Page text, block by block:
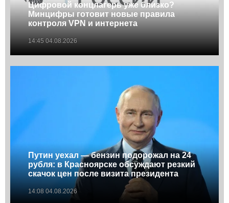
Цифровой концлагерь уже близко?
Минцифры готовит новые правила
контроля VPN и интернета
14:45 04.08.2026
Путин уехал — бензин подорожал на 24
рубля: в Красноярске обсуждают резкий
скачок цен после визита президента
14:08 04.08.2026